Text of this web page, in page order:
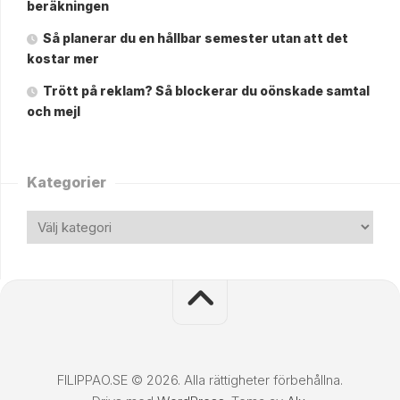
beräkningen
Så planerar du en hållbar semester utan att det
kostar mer
Trött på reklam? Så blockerar du oönskade samtal
och mejl
Kategorier
FILIPPAO.SE © 2026. Alla rättigheter förbehållna.